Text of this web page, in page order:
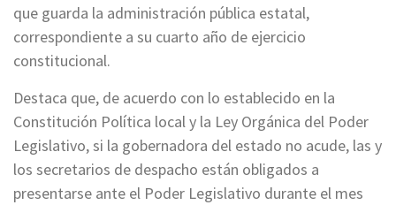
que guarda la administración pública estatal,
correspondiente a su cuarto año de ejercicio
constitucional.
Destaca que, de acuerdo con lo establecido en la
Constitución Política local y la Ley Orgánica del Poder
Legislativo, si la gobernadora del estado no acude, las y
los secretarios de despacho están obligados a
presentarse ante el Poder Legislativo durante el mes